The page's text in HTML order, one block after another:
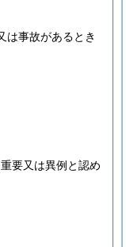
は事故があるとき
要又は異例と認め